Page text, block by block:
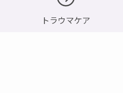
トラウマケア